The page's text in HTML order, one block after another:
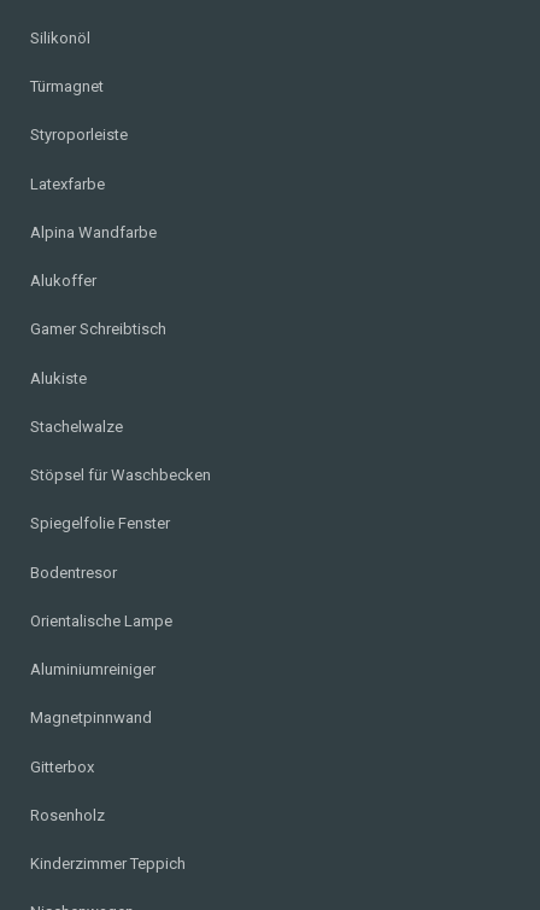
Silikonöl
Türmagnet
Styroporleiste
Latexfarbe
Alpina Wandfarbe
Alukoffer
Gamer Schreibtisch
Alukiste
Stachelwalze
Stöpsel für Waschbecken
Spiegelfolie Fenster
Bodentresor
Orientalische Lampe
Aluminiumreiniger
Magnetpinnwand
Gitterbox
Rosenholz
Kinderzimmer Teppich